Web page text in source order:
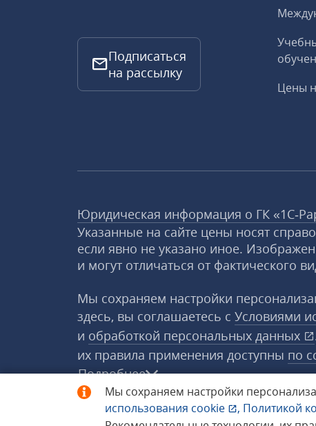
Мы сохраняем настройки
использования cookie , Политикой
Подписаться
на рассылку
Цены
Юридическая информация о ГК
Указанные на сайте цены носят
если явно не указано иное.
и могут отличаться от фактического
Мы сохраняем настройки
здесь, вы соглашаетесь с Условиями
и обработкой персональных данных
их правила применения доступны по
Подробнее
© 1998−2026 «1С‑Рарус» ®. Все